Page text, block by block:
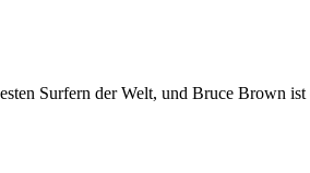
Surfern der Welt, und Bruce Brown